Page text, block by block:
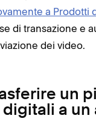
a Prodotti
di transazione e
dei video.
un
a un